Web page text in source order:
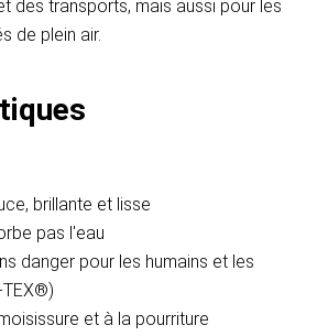
des transports, mais aussi pour les
de plein air.
brillante et lisse
pas l'eau
danger pour les humains et les
TEX®)
et à la pourriture